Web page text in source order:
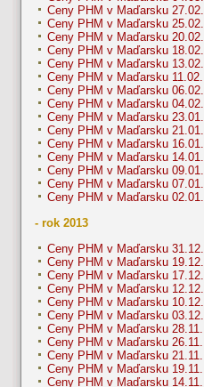
Ceny PHM v Maďarsku 27.02.
Ceny PHM v Maďarsku 25.02.
Ceny PHM v Maďarsku 20.02.
Ceny PHM v Maďarsku 18.02.
Ceny PHM v Maďarsku 13.02.
Ceny PHM v Maďarsku 11.02.
Ceny PHM v Maďarsku 06.02.
Ceny PHM v Maďarsku 04.02.
Ceny PHM v Maďarsku 23.01.
Ceny PHM v Maďarsku 21.01.
Ceny PHM v Maďarsku 16.01.
Ceny PHM v Maďarsku 14.01.
Ceny PHM v Maďarsku 09.01.
Ceny PHM v Maďarsku 07.01.
Ceny PHM v Maďarsku 02.01.
- rok 2013
Ceny PHM v Maďarsku 31.12.
Ceny PHM v Maďarsku 19.12.
Ceny PHM v Maďarsku 17.12.
Ceny PHM v Maďarsku 12.12.
Ceny PHM v Maďarsku 10.12.
Ceny PHM v Maďarsku 03.12.
Ceny PHM v Maďarsku 28.11.
Ceny PHM v Maďarsku 26.11.
Ceny PHM v Maďarsku 21.11.
Ceny PHM v Maďarsku 19.11.
Ceny PHM v Maďarsku 14.11.